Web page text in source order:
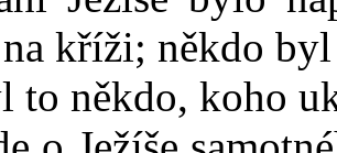
kříži; někdo
to někdo, koho